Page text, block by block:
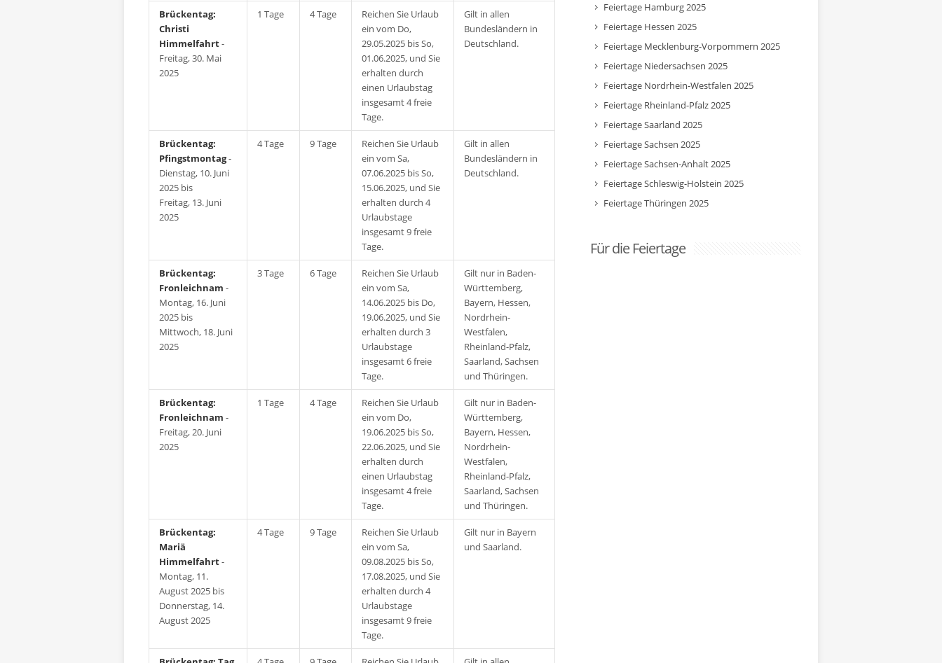
Brückentag:
Christi
Himmelfahrt-
Freitag, 30. Mai
2025
1 Tage 4 Tage
Reichen Sie Urlaub
ein vom Do,
29.05.2025 bis So,
01.06.2025, und Sie
erhalten durch
einen Urlaubstag
insgesamt 4 freie
Tage.
Gilt in allen
Bundesländern in
Deutschland.
Brückentag:
Pfingstmontag-
Dienstag, 10. Juni
2025 bis
Freitag, 13. Juni
2025
4 Tage 9 Tage
Reichen Sie Urlaub
ein vom Sa,
07.06.2025 bis So,
15.06.2025, und Sie
erhalten durch 4
Urlaubstage
insgesamt 9 freie
Tage.
Gilt in allen
Bundesländern in
Deutschland.
Brückentag:
Fronleichnam -
Montag, 16. Juni
2025 bis
Mittwoch, 18. Juni
2025
3 Tage 6 Tage
Reichen Sie Urlaub
ein vom Sa,
14.06.2025 bis Do,
19.06.2025, und Sie
erhalten durch 3
Urlaubstage
insgesamt 6 freie
Tage.
Gilt nur in Baden-
Württemberg,
Bayern, Hessen,
Nordrhein-
Westfalen,
Rheinland-Pfalz,
Saarland, Sachsen
und Thüringen.
Brückentag:
Fronleichnam -
Freitag, 20. Juni
2025
1 Tage 4 Tage
Reichen Sie Urlaub
ein vom Do,
19.06.2025 bis So,
22.06.2025, und Sie
erhalten durch
einen Urlaubstag
insgesamt 4 freie
Tage.
Gilt nur in Baden-
Württemberg,
Bayern, Hessen,
Nordrhein-
Westfalen,
Rheinland-Pfalz,
Saarland, Sachsen
und Thüringen.
Brückentag:
Mariä
Himmelfahrt-
Montag, 11.
August 2025 bis
Donnerstag, 14.
August 2025
4 Tage 9 Tage
Reichen Sie Urlaub
ein vom Sa,
09.08.2025 bis So,
17.08.2025, und Sie
erhalten durch 4
Urlaubstage
insgesamt 9 freie
Tage.
Gilt nur in Bayern
und Saarland.
Feiertage Hamburg 2025
Feiertage Hessen 2025
Feiertage Mecklenburg-Vorpommern 2025
Feiertage Niedersachsen 2025
Feiertage Nordrhein-Westfalen 2025
Feiertage Rheinland-Pfalz 2025
Feiertage Saarland 2025
Feiertage Sachsen 2025
Feiertage Sachsen-Anhalt 2025
Feiertage Schleswig-Holstein 2025
Feiertage Thüringen 2025
Für die Feiertage